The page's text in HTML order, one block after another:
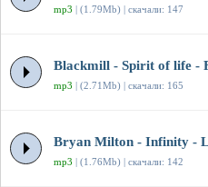
mp3 | (1.79Mb) | скачали: 147
Blackmill - Spirit of life -
mp3 | (2.71Mb) | скачали: 165
Bryan Milton - Infinity -
mp3 | (1.76Mb) | скачали: 142